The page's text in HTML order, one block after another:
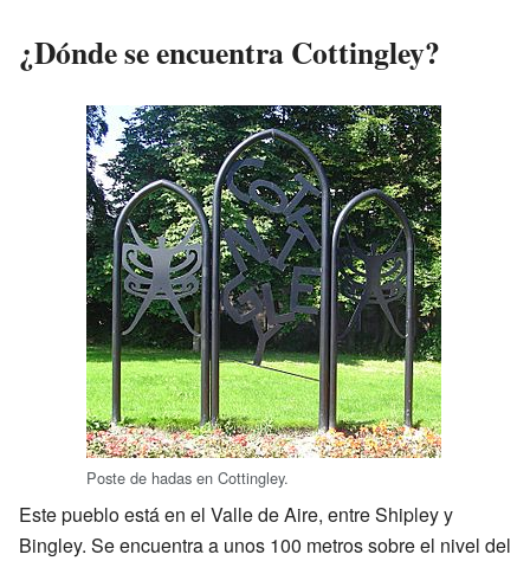
¿Dónde se encuentra Cottingley?
Poste de hadas en Cottingley.
Este pueblo está en el Valle de Aire, entre Shipley y
Bingley. Se encuentra a unos 100 metros sobre el nivel del